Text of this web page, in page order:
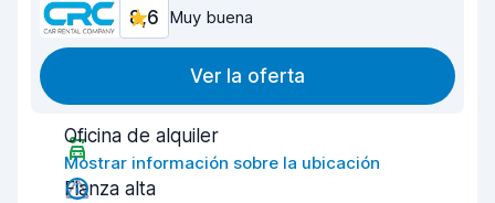
8,6 Muy buena
Ver la oferta
Oficina de alquiler
Mostrar información sobre la ubicación
Fianza alta